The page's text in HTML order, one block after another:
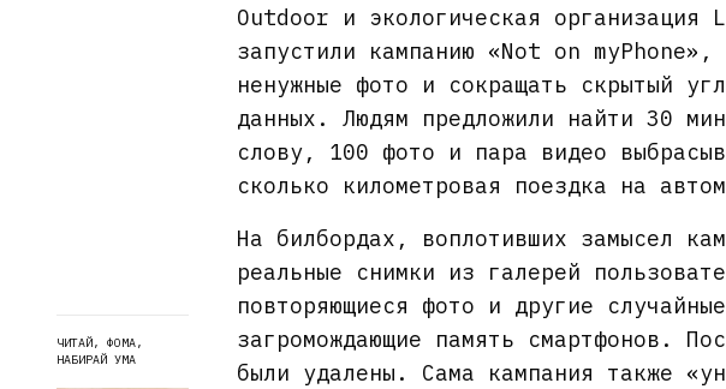
ЧИТАЙ, ФОМА,
НАБИРАЙ УМА
Outdoor и экологическая
запустили кампанию «Not on myPhone»,
ненужные фото и сокращать скрытый
данных. Людям предложили найти 30
слову, 100 фото и пара видео
сколько километровая поездка на
На билбордах, воплотивших замысел
реальные снимки из галерей
повторяющиеся фото и другие
загромождающие память смартфонов.
были удалены. Сама кампания также